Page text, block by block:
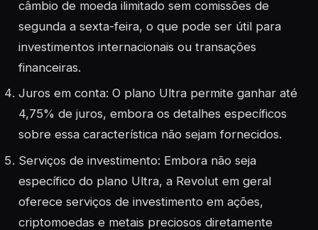
câmbio de moeda ilimitado sem comissões de
segunda a sexta-feira, o que pode ser útil para
investimentos internacionais ou transações
financeiras.
Juros em conta: O plano Ultra permite ganhar até
4,75% de juros, embora os detalhes específicos
sobre essa característica não sejam fornecidos.
Serviços de investimento: Embora não seja
específico do plano Ultra, a Revolut em geral
oferece serviços de investimento em ações,
criptomoedas e metais preciosos diretamente